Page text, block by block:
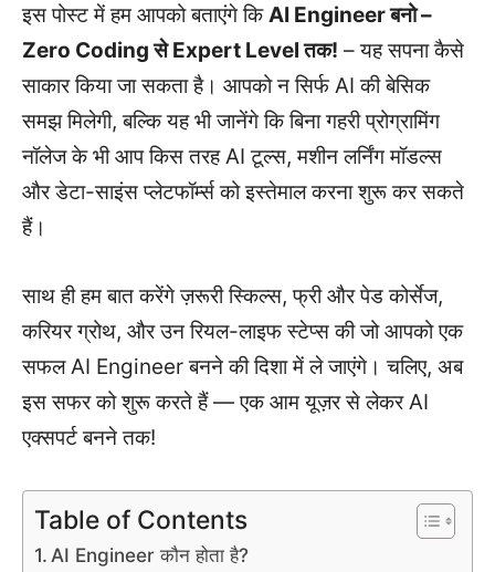
इस पोस्ट में हम आपको बताएंगे किAI Engineer बनो –
Zero Coding से Expert Level तक! – यह सपना कैसे
साकार किया जा सकता है। आपको न सिर्फ AI की बेसिक
समझ मिलेगी, बल्कि यह भी जानेंगे कि बिना गहरी प्रोग्रामिंग
नॉलेज के भी आप किस तरह AI टूल्स, मशीन लर्निंग मॉडल्स
और डेटा-साइंस प्लेटफॉर्म्स को इस्तेमाल करना शुरू कर सकते
हैं।
साथ ही हम बात करेंगे ज़रूरी स्किल्स, फ्री और पेड कोर्सेज,
करियर ग्रोथ, और उन रियल-लाइफ स्टेप्स की जो आपको एक
सफल AI Engineer बनने की दिशा में ले जाएंगे। चलिए, अब
इस सफर को शुरू करते हैं — एक आम यूज़र से लेकर AI
एक्सपर्ट बनने तक!
Table of Contents
AI Engineer कौन होता है?